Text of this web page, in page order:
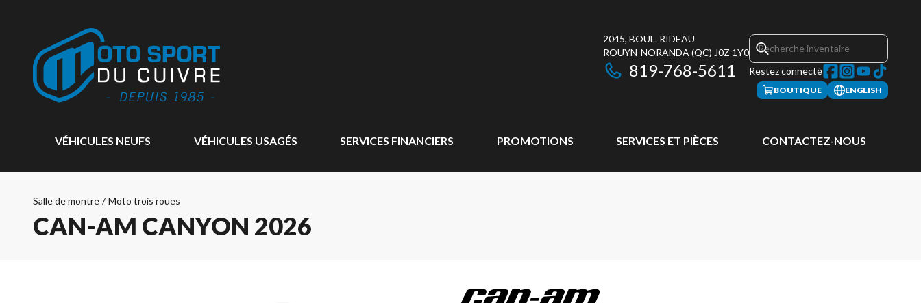
2045, BOUL. RIDEAU
ROUYN-NORANDA (QC) J0Z 1Y0
819-768-5611 Restez connecté
BOUTIQUE ENGLISH
VÉHICULES NEUFS VÉHICULES USAGÉS SERVICES FINANCIERS PROMOTIONS SERVICES ET PIÈCES CONTACTEZ-NOUS
Salle de montre / Moto trois roues
CAN-AM CANYON 2026